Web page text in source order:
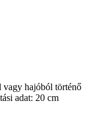
vagy hajóból történő
adat: 20 cm